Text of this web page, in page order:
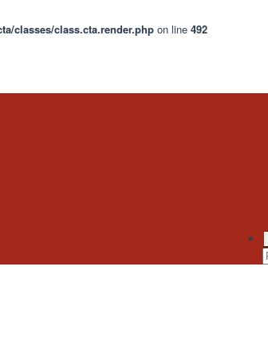
classes/class.cta.render.php on line 492